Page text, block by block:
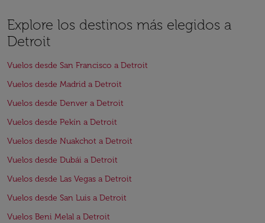
Explore los destinos más elegidos a
Detroit
Vuelos desde San Francisco a Detroit
Vuelos desde Madrid a Detroit
Vuelos desde Denver a Detroit
Vuelos desde Pekín a Detroit
Vuelos desde Nuakchot a Detroit
Vuelos desde Dubái a Detroit
Vuelos desde Las Vegas a Detroit
Vuelos desde San Luis a Detroit
Vuelos Beni Melal a Detroit